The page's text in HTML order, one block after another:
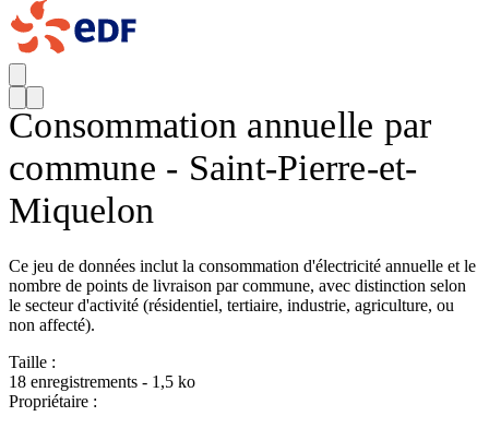
Consommation annuelle par
commune - Saint-Pierre-et-
Miquelon
Ce jeu de données inclut la consommation d'électricité annuelle et le
nombre de points de livraison par commune, avec distinction selon
le secteur d'activité (résidentiel, tertiaire, industrie, agriculture, ou
non affecté).
Taille :
18 enregistrements - 1,5 ko
Propriétaire :